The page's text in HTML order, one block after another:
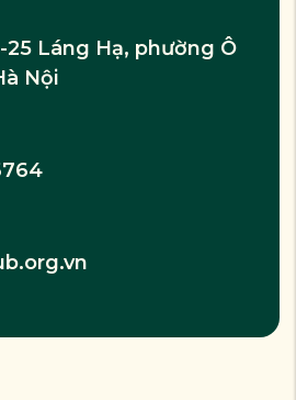
25 Láng Hạ, phường Ô
Nội